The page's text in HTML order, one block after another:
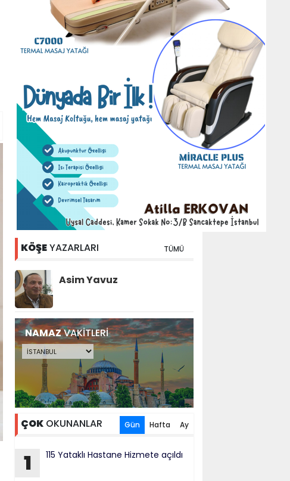
KÖŞEYAZARLARI TÜMÜ
Asim Yavuz
NAMAZVAKİTLERİ
ÇOK OKUNANLAR Gün Hafta Ay
1 115 Yataklı Hastane Hizmete açıldı